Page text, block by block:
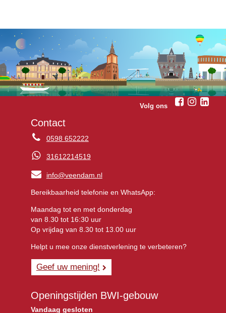
Volg ons
Contact
0598 652222
31612214519
info@veendam.nl
Bereikbaarheid telefonie en WhatsApp:
Maandag tot en met donderdag
van 8.30 tot 16:30 uur
Op vrijdag van 8.30 tot 13.00 uur
Helpt u mee onze dienstverlening te verbeteren?
Geef uw mening!
Openingstijden BWI-gebouw
Vandaag gesloten